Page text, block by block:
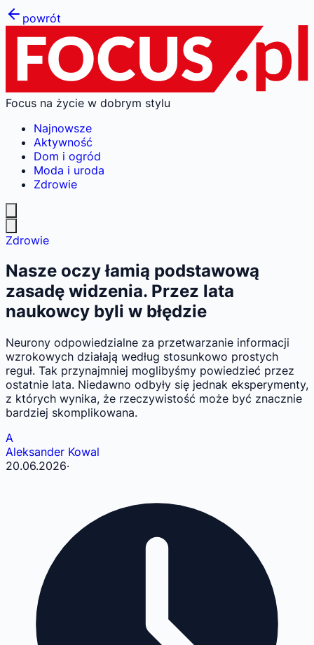
powrót
Focus na życie w dobrym stylu
Najnowsze
Aktywność
Dom i ogród
Moda i uroda
Zdrowie
Zdrowie
Nasze oczy łamią podstawową
zasadę widzenia. Przez lata
naukowcy byli w błędzie
Neurony odpowiedzialne za przetwarzanie informacji
wzrokowych działają według stosunkowo prostych
reguł. Tak przynajmniej moglibyśmy powiedzieć przez
ostatnie lata. Niedawno odbyły się jednak eksperymenty,
z których wynika, że rzeczywistość może być znacznie
bardziej skomplikowana.
A
Aleksander Kowal
20.06.2026·